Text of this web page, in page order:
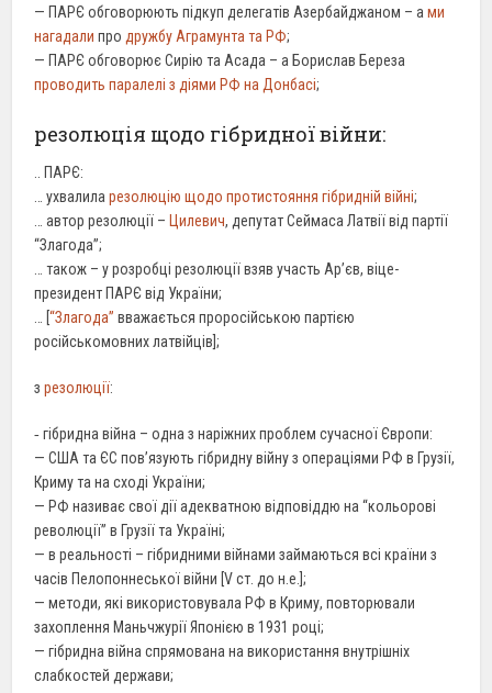
— ПАРЄ обговорюють підкуп делегатів Азербайджаном – ами
нагадали продружбу Аграмунта та РФ;
— ПАРЄ обговорює Сирію та Асада – а Борислав Береза
проводить паралелі з діями РФ на Донбасі;
резолюція щодо гібридної війни:
.. ПАРЄ:
… ухвалиларезолюцію щодо протистояння гібридній війні;
… автор резолюції – Цилевич, депутат Сеймаса Латвії від партії
“Злагода”;
… також – у розробці резолюції взяв участь Ар’єв, віце-
президент ПАРЄ від України;
… [“Злагода” вважається проросійською партією
російськомовних латвійців];
зрезолюції:
‐ гібридна війна – одна з наріжних проблем сучасної Європи:
— США та ЄС пов’язують гібридну війну з операціями РФ в Грузії,
Криму та на сході України;
— РФ називає свої дії адекватною відповіддю на “кольорові
революції” в Грузії та Україні;
— в реальності – гібридними війнами займаються всі країни з
часів Пелопоннеської війни [V ст. до н.е.];
— методи, які використовувала РФ в Криму, повторювали
захоплення Маньчжурії Японією в 1931 році;
— гібридна війна спрямована на використання внутрішніх
слабкостей держави;